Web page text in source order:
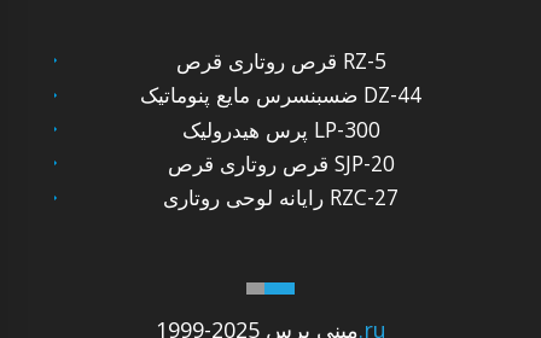
1999-2025 مینی پرس.ru
قرص روتاری قرص RZ-5
ضسبنسرس مایع پنوماتیک DZ-44
پرس هیدرولیک LP-300
قرص روتاری قرص SJP-20
رایانه لوحی روتاری RZC-27